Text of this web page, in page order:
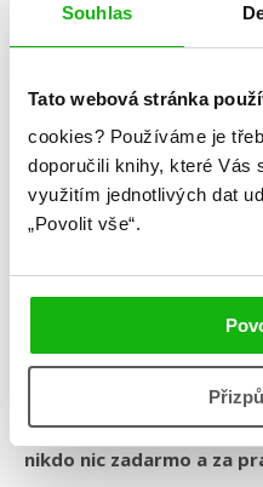
Souhlas
Tato webová stránka
cookies? Používáme je
doporučili knihy, které Vás
využitím jednotlivých dat
„Povolit vše“.
Němý viník
Maureen Johnsonová
#středníškola
Pokračování
nikdo nic zadarmo a za